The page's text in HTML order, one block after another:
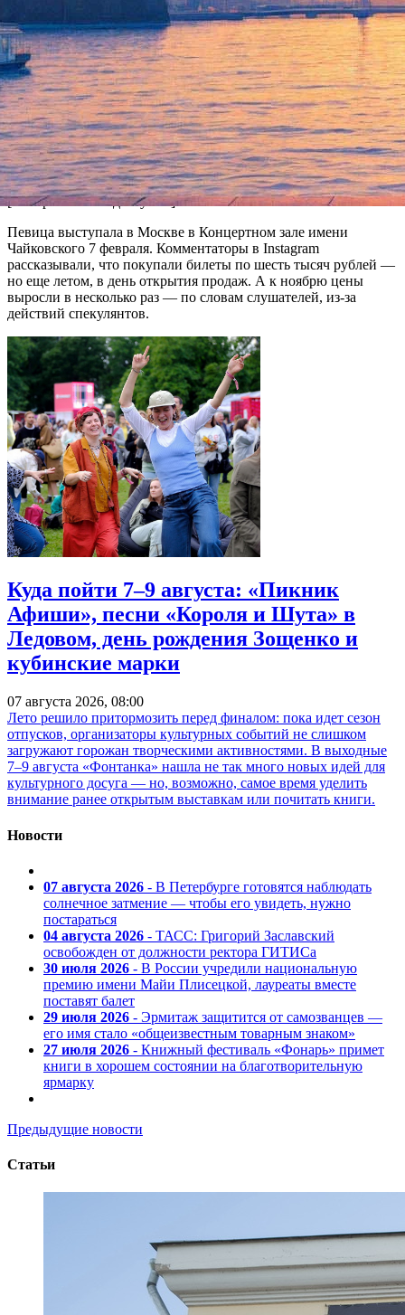
Примадонна оперной сцены и солистка Мариинского театра
Анна Нетребко возмутилась стоимостью билетов на свои
концерты и разразилась гневной тирадой в Instagram. Певица
была шокирована тем, что некоторым слушателям, желавшим
попасть на ее недавнее выступление в Москве, пришлось
выложить свыше сотни тысяч рублей.
«Уважаемые устроители концертов, менеджеры и
перекупщики! — написала она. — Если я еще раз услышу, что
цены на мои концерты зашкаливают за 100 000 рублей — я
просто не приеду больше.... Всем спасибо».
[Изображение недоступно]
Певица выступала в Москве в Концертном зале имени
Чайковского 7 февраля. Комментаторы в Instagram
рассказывали, что покупали билеты по шесть тысяч рублей —
но еще летом, в день открытия продаж. А к ноябрю цены
выросли в несколько раз — по словам слушателей, из-за
действий спекулянтов.
Куда пойти 7–9 августа: «Пикник
Афиши», песни «Короля и Шута» в
Ледовом, день рождения Зощенко и
кубинские марки
07 августа 2026, 08:00
Лето решило притормозить перед финалом: пока идет сезон
отпусков, организаторы культурных событий не слишком
загружают горожан творческими активностями. В выходные
7–9 августа «Фонтанка» нашла не так много новых идей для
культурного досуга — но, возможно, самое время уделить
внимание ранее открытым выставкам или почитать книги.
Новости
07 августа 2026 - В Петербурге готовятся наблюдать
солнечное затмение — чтобы его увидеть, нужно
постараться
04 августа 2026 - ТАСС: Григорий Заславский
освобожден от должности ректора ГИТИСа
30 июля 2026 - В России учредили национальную
премию имени Майи Плисецкой, лауреаты вместе
поставят балет
29 июля 2026 - Эрмитаж защитится от самозванцев —
его имя стало «общеизвестным товарным знаком»
27 июля 2026 - Книжный фестиваль «Фонарь» примет
книги в хорошем состоянии на благотворительную
ярмарку
Предыдущие новости
Статьи